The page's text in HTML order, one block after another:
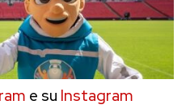
e su Instagram